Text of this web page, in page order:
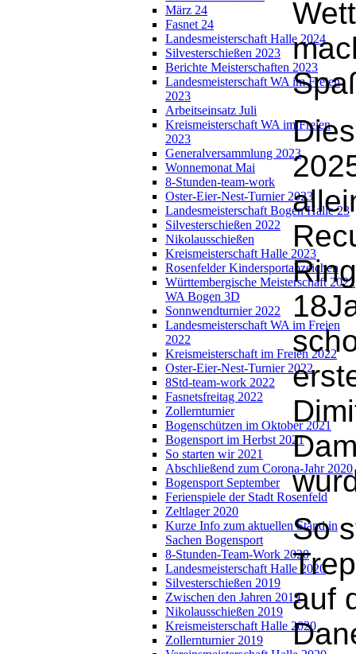
März 24
Fasnet 24
Landesmeisterschaft Halle 2024
Silvesterschießen 2023
Berichte Meisterschaften 2023
Landesmeisterschaft WA im Freien
2023
Arbeitseinsatz Juli
Kreismeisterschaft WA im Freien
2023
Generalversammlung 2023
Wonnemonat Mai
8-Stunden-team-work
Oster-Eier-Nest-Turnier 2023
Landesmeisterschaft Bogen Halle 23
Silvesterschießen 2022
Nikolausschießen
Kreismeisterschaft Halle 2023
Rosenfelder Kindersportabzeichen
Württembergische Meisterschaft 2022
WA Bogen 3D
Sonnwendturnier 2022
Landesmeisterschaft WA im Freien
2022
Kreismeisterschaft im Freien 2022
Oster-Eier-Nest-Turnier 2022
8Std-team-work 2022
Fasnetsfreitag 2022
Zollernturnier
Bogenschützen im Oktober 2021
Bogensport im Herbst 2021
So starten wir 2021
Abschließend zum Corona-Jahr 2020
Bogensport September
Ferienspiele der Stadt Rosenfeld
Zeltlager 2020
Kurze Info zum aktuellen Stand in
Sachen Bogensport
8-Stunden-Team-Work 2020
Landesmeisterschaft Halle 2020
Silvesterschießen 2019
Zwischen den Jahren 2019
Nikolausschießen 2019
Kreismeisterschaft Halle 2020
Zollernturnier 2019
So
auf